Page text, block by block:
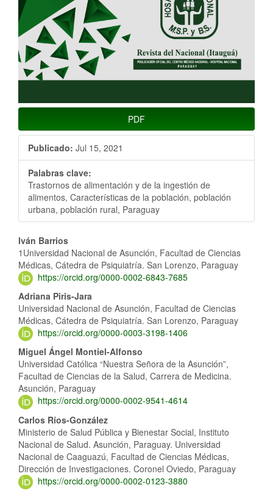
PDF
Publicado: Jul 15, 2021
Palabras clave:
Trastornos de alimentación y de la ingestión de
alimentos, Características de la población, población
urbana, población rural, Paraguay
Contenido
principal
del
artículo
Iván Barrios
1Universidad Nacional de Asunción, Facultad de Ciencias
Médicas, Cátedra de Psiquiatría. San Lorenzo, Paraguay
https://orcid.org/0000-0002-6843-7685
Adriana Piris-Jara
Universidad Nacional de Asunción, Facultad de Ciencias
Médicas, Cátedra de Psiquiatría. San Lorenzo, Paraguay
https://orcid.org/0000-0003-3198-1406
Miguel Ángel Montiel-Alfonso
Universidad Católica “Nuestra Señora de la Asunción”,
Facultad de Ciencias de la Salud, Carrera de Medicina.
Asunción, Paraguay
https://orcid.org/0000-0002-9541-4614
Carlos Ríos-González
Ministerio de Salud Pública y Bienestar Social, Instituto
Nacional de Salud. Asunción, Paraguay. Universidad
Nacional de Caaguazú, Facultad de Ciencias Médicas,
Dirección de Investigaciones. Coronel Oviedo, Paraguay
https://orcid.org/0000-0002-0123-3880